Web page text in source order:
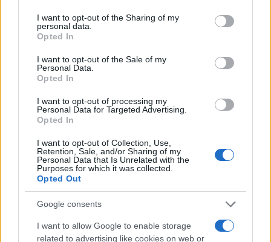
I want to opt-out of the Sharing of my
personal data.
Opted In
I want to opt-out of the Sale of my
Personal Data.
Opted In
I want to opt-out of processing my
Personal Data for Targeted Advertising.
Opted In
I want to opt-out of Collection, Use,
Retention, Sale, and/or Sharing of my
Personal Data that Is Unrelated with the
Purposes for which it was collected.
Opted Out
Google consents
I want to allow Google to enable storage
related to advertising like cookies on web or
essendo ancora nelle fasi iniziali, è seguito con
grande interesse e speranza, tanto dalla comunità
medica quanto dai cittadini. Di Martino affronta
una sfida non solo fisica ma anche emotiva,
inquirenti un segno di incoraggiamento per il suo
recupero. La sua storia non rappresenta solo il
racconto di un agente ferito in servizio ma
simboleggia il compromesso e il sacrificio
quotidiano degli uomini e delle donne in divisa
per la sicurezza collettiva, sottolineando il valore
della resilienza e del sostegno comunitario in
momenti di prova.